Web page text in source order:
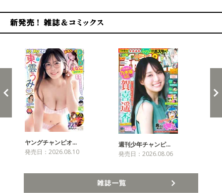
ヤングチャンピオ…
発売日：2026.08.10
週刊少年チャンピ…
発売日：2026.08.06